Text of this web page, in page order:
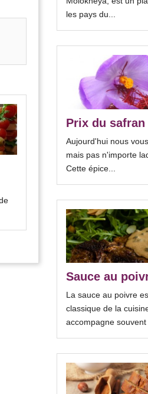
Bienfaits des
Longtemps considérées
simple déchet issu de la
culinaire, les graines
les pays du...
Prix du safran
Aujourd'hui nous
mais pas n'importe
Cette épice...
Sauce au
La sauce au poivre
classique de la
accompagne souvent